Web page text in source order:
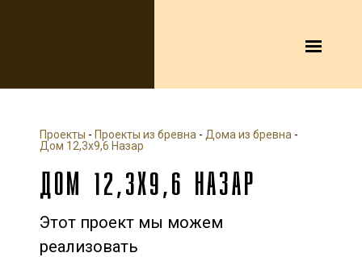
Проекты - Проекты из бревна - Дома из бревна -
Дом 12,3х9,6 Назар
ДОМ 12,3Х9,6 НАЗАР
Этот проект мы можем
реализовать